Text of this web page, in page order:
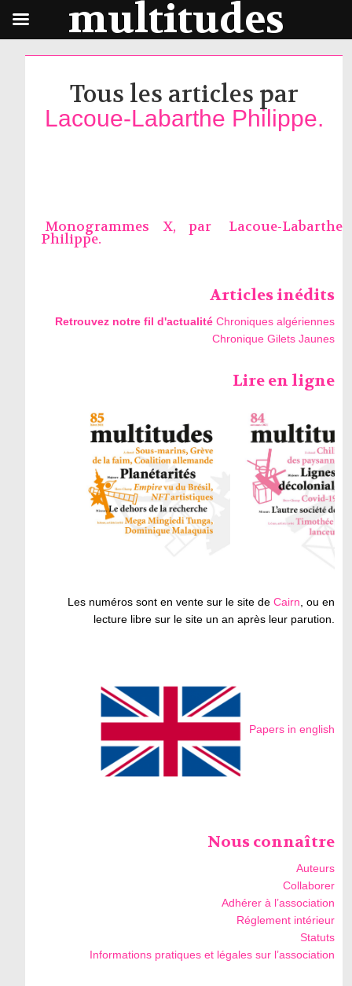
Tous les articles par
Lacoue-Labarthe Philippe.
Monogrammes X, par Lacoue-Labarthe
Philippe.
Articles inédits
Retrouvez notre fil d'actualité Chroniques algériennes
Chronique Gilets Jaunes
Lire en ligne
Les numéros sont en vente sur le site deCairn, ou en
lecture libre sur le site un an après leur parution.
Papers in english
Nous connaître
Auteurs
Collaborer
Adhérer à l’association
Réglement intérieur
Statuts
Informations pratiques et légales sur l’association
multitudes